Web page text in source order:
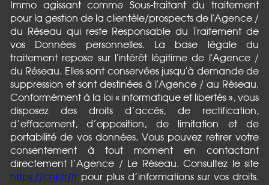
Immo agissant comme Sous-traitant du traitement
pour la gestion de la clientèle/prospects de l'Agence /
du Réseau qui reste Responsable du Traitement de
vos Données personnelles. La base légale du
traitement repose sur l'intérêt légitime de l'Agence /
du Réseau. Elles sont conservées jusqu'à demande de
suppression et sont destinées à l'Agence / au Réseau.
Conformément à la loi « informatique et libertés », vous
disposez des droits d’accès, de rectification,
d’effacement, d’opposition, de limitation et de
portabilité de vos données. Vous pouvez retirer votre
consentement à tout moment en contactant
directement l’Agence / Le Réseau. Consultez le site
https://cnil.fr/fr pour plus d’informations sur vos droits.